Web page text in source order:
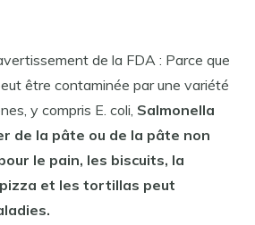
de la FDA : Parce que
être contaminée par une variété
y compris E. coli, Salmonella
de la pâte ou de la pâte non
le pain, les biscuits, la
et les tortillas peut